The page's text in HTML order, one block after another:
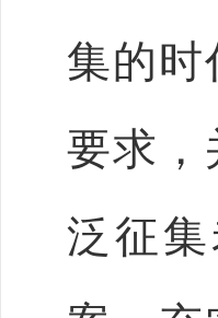
集的时
要求，
泛征